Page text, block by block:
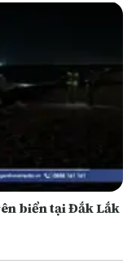
biển tại Đắk Lắk